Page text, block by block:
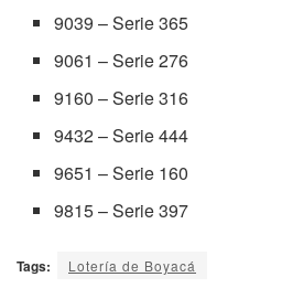
9039 – Serie 365
9061 – Serie 276
9160 – Serie 316
9432 – Serie 444
9651 – Serie 160
9815 – Serie 397
Tags: Lotería de Boyacá